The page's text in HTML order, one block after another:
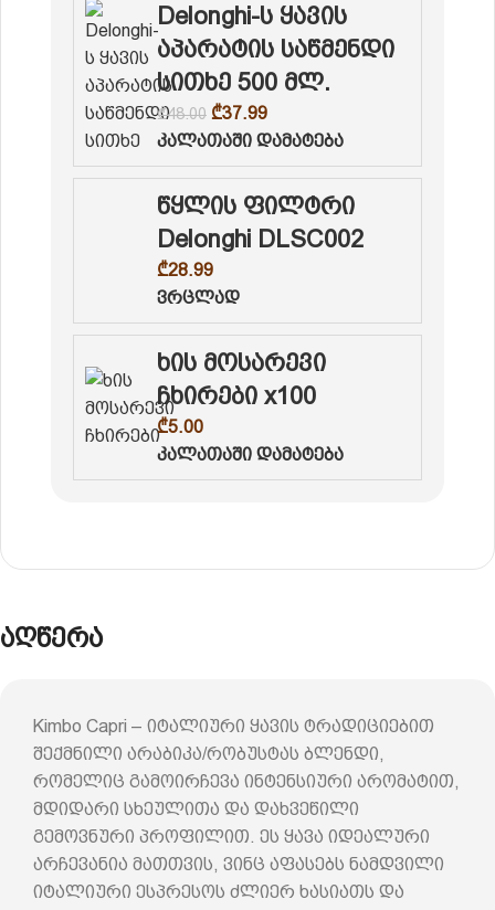
Delonghi-ს ყავის
აპარატის საწმენდი
სითხე 500 მლ.
₾48.00 ₾37.99
კალათაში დამატება
წყლის ფილტრი
Delonghi DLSC002
₾28.99
ვრცლად
ხის მოსარევი
ჩხირები x100
₾5.00
კალათაში დამატება
აღწერა
Kimbo Capri – იტალიური ყავის ტრადიციებით
შექმნილი არაბიკა/რობუსტას ბლენდი,
რომელიც გამოირჩევა ინტენსიური არომატით,
მდიდარი სხეულითა და დახვეწილი
გემოვნური პროფილით. ეს ყავა იდეალური
არჩევანია მათთვის, ვინც აფასებს ნამდვილი
იტალიური ესპრესოს ძლიერ ხასიათს და